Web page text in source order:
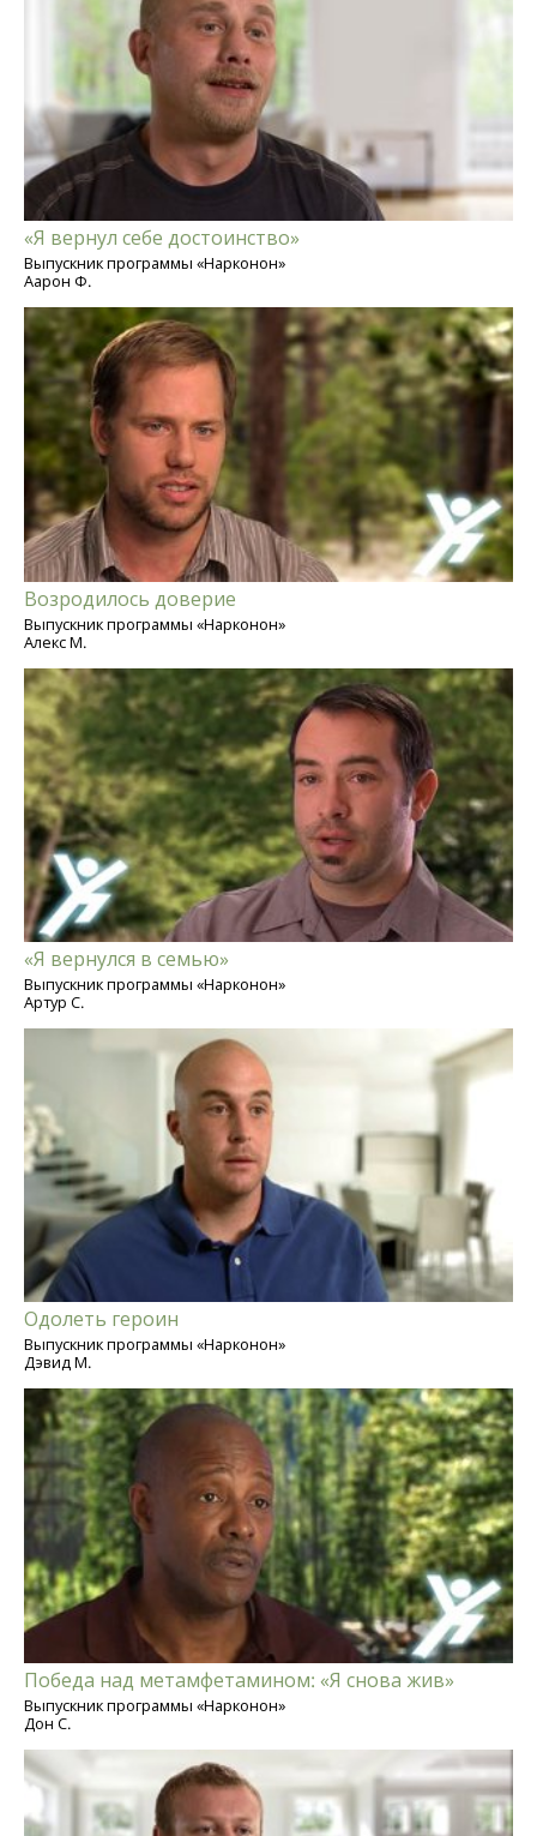
«Я вернул себе достоинство»
Выпускник программы «Нарконон»
Аарон Ф.
Возродилось доверие
Выпускник программы «Нарконон»
Алекс М.
«Я вернулся в семью»
Выпускник программы «Нарконон»
Артур С.
Одолеть героин
Выпускник программы «Нарконон»
Дэвид М.
Победа над метамфетамином: «Я снова жив»
Выпускник программы «Нарконон»
Дон С.